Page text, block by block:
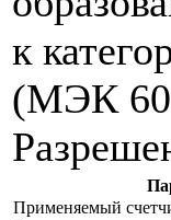
к
(МЭК
Применяемый